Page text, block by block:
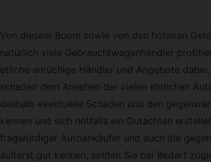
Von diesem Boom sowie von den höheren
natürlich viele Gebrauchtwagenhändler
etliche anrüchige Händler und Angebote
schaden dem Ansehen der vielen ehrlichen
deshalb eventuelle Schäden und den
kennen und sich notfalls ein Gutachten
fragwürdiger Autoankäufer und auch die
äußerst gut kennen, sollten Sie bei Bedarf